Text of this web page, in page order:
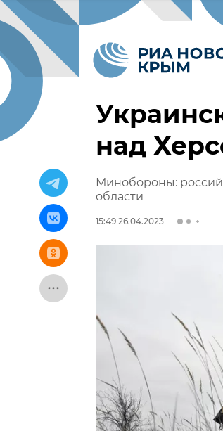
над
Минобороны:
области
15:49 26.04.2023